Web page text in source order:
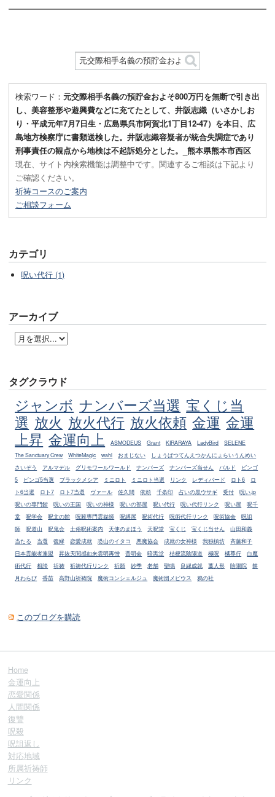
検索ワード： 元交際相手名義の預貯金およそ800万円を無断で引き出
し、美容整形や遊興費などに充てたとして、井阪志織（いさかしお
り・平成元年7月7日生・広島県呉市阿賀北1丁目12-47）を本日、広
島地方検察庁に書類送検した。井阪志織容疑者が統合失調症であり
刑事責任の観点から地検は不起訴処分とした。_熊本県熊本市西区
現在、サイト内検索機能は調整中です。関連するご相談は下記より
ご確認ください。
祈祷コースのご案内
ご相談フォーム
カテゴリ
呪い代行 (1)
アーカイブ
タグクラウド
ジャンボ ナンバーズ当選 宝くじ当
選 放火 放火代行 放火依頼 金運 金運
上昇 金運向上 ASMODEUS Grant KIRARAYA LadyBird
SELENE
The Sanctuary Crew
WhiteMagic wahl おまじない
しょうばつてんえつかんにょらいうんめい
さいぞう
アルマデル グリモワールワールド ナンバーズ ナンバーズ当せん バルド
ビンゴ
5
ビンゴ5当選 ブラックメシア ミニロト ミニロト当選 リンク レディバード ロト6
ロ
ト6当選
ロト7 ロト7当選 ヴァール 佐久間 依頼 千条印 占いの黒ウサギ 受付
呪い.jp
呪いの専門館
呪いの王国 呪いの神様 呪いの部屋 呪い代行 呪い代行リンク 呪い屋
呪千
堂
呪学会 呪文の館 呪殺専門霊媒師 呪縛屋 呪術代行 呪術代行リンク 呪術協会
呪詛
師
呪道山 呪鬼会 土俗呪術案内 天使のまほう 天呪堂 宝くじ 宝くじ当せん
山田和義
当たる
当選 復縁 恋愛成就 恐山のイタコ 悪魔協会 成就の女神様 我独槙坊
斉藤和子
日本霊能者連盟
昇抜天閲感如来雲明再憎 晋明会 暗黒堂 桔梗流陰陽道 極呪 橘尊行
白魔
術代行
相談 祈祷 祈祷代行リンク 祈願 紗季 老舗 聖鳴 良縁成就 藁人形 陰陽院
餅
月わらび
香苗 高野山祈祷院 魔術コンシェルジュ 魔術団メビウス 鴉の社
このブログを購読
Home
金運向上
恋愛関係
人間関係
復讐
呪殺
呪詛返し
対応地域
所属祈祷師
リンク